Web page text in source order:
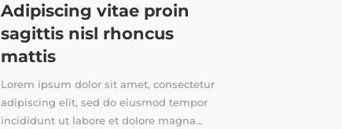
Adipiscing vitae proin
sagittis nisl rhoncus
mattis
Lorem ipsum dolor sit amet, consectetur
adipiscing elit, sed do eiusmod tempor
incididunt ut labore et dolore magna...